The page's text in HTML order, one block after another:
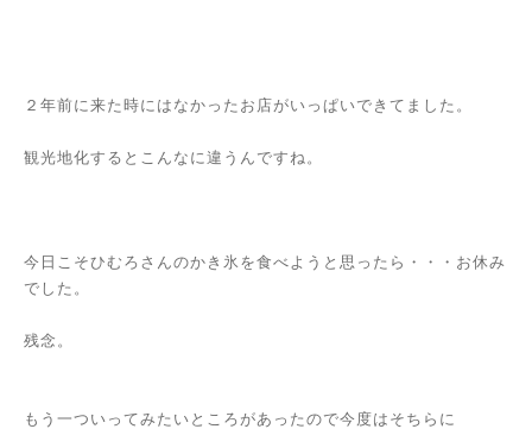
２年前に来た時にはなかったお店がいっぱいできてました。
観光地化するとこんなに違うんですね。
今日こそひむろさんのかき氷を食べようと思ったら・・・お休み
でした。
残念。
もう一ついってみたいところがあったので今度はそちらに